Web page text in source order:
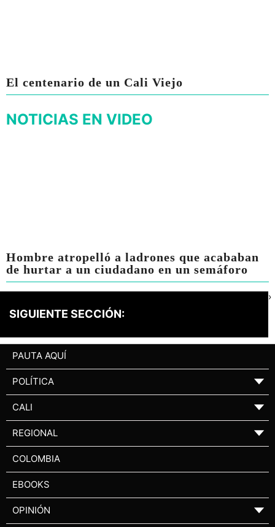
El centenario de un Cali Viejo
NOTICIAS EN VIDEO
Hombre atropelló a ladrones que acababan
de hurtar a un ciudadano en un semáforo
SIGUIENTE SECCIÓN:
›
PAUTA AQUÍ
POLÍTICA ▼
CALI ▼
REGIONAL ▼
COLOMBIA
EBOOKS
OPINIÓN ▼